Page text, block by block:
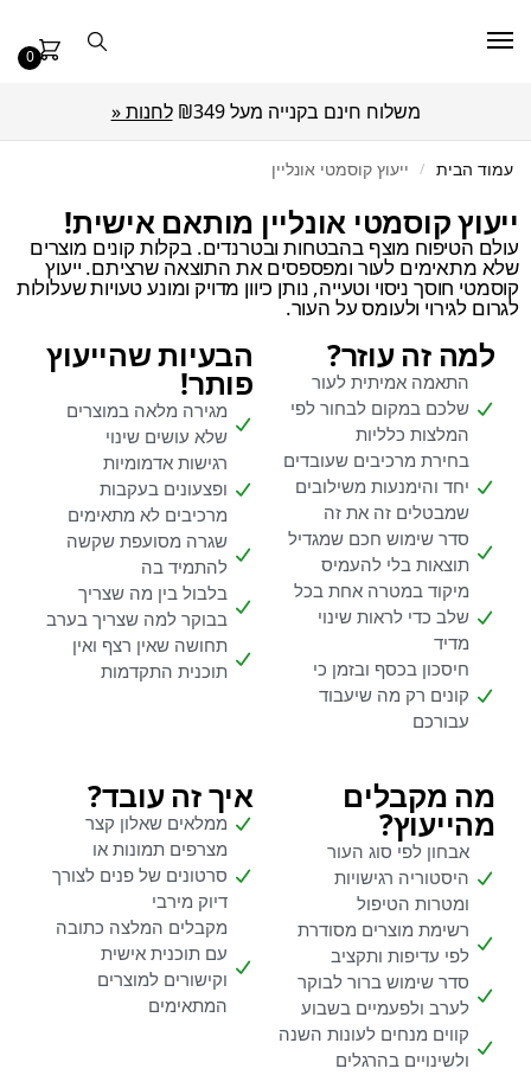
0
משלוח חינם בקנייה מעל ₪349 לחנות «
עמוד הבית / ייעוץ קוסמטי אונליין
ייעוץ קוסמטי אונליין מותאם אישית!
עולם הטיפוח מוצף בהבטחות ובטרנדים. בקלות קונים מוצרים
שלא מתאימים לעור ומפספסים את התוצאה שרציתם. ייעוץ
קוסמטי חוסך ניסוי וטעייה, נותן כיוון מדויק ומונע טעויות שעלולות
לגרום לגירוי ולעומס על העור.
למה זה עוזר?
התאמה אמיתית לעור
שלכם במקום לבחור לפי
המלצות כלליות
בחירת מרכיבים שעובדים
יחד והימנעות משילובים
שמבטלים זה את זה
סדר שימוש חכם שמגדיל
תוצאות בלי להעמיס
מיקוד במטרה אחת בכל
שלב כדי לראות שינוי
מדיד
חיסכון בכסף ובזמן כי
קונים רק מה שיעבוד
עבורכם
הבעיות שהייעוץ
פותר!
מגירה מלאה במוצרים
שלא עושים שינוי
רגישות אדמומיות
ופצעונים בעקבות
מרכיבים לא מתאימים
שגרה מסועפת שקשה
להתמיד בה
בלבול בין מה שצריך
בבוקר למה שצריך בערב
תחושה שאין רצף ואין
תוכנית התקדמות
מה מקבלים
מהייעוץ?
אבחון לפי סוג העור
היסטוריה רגישויות
ומטרות הטיפול
רשימת מוצרים מסודרת
לפי עדיפות ותקציב
סדר שימוש ברור לבוקר
לערב ולפעמיים בשבוע
קווים מנחים לעונות השנה
ולשינויים בהרגלים
איך זה עובד?
ממלאים שאלון קצר
מצרפים תמונות או
סרטונים של פנים לצורך
דיוק מירבי
מקבלים המלצה כתובה
עם תוכנית אישית
וקישורים למוצרים
המתאימים